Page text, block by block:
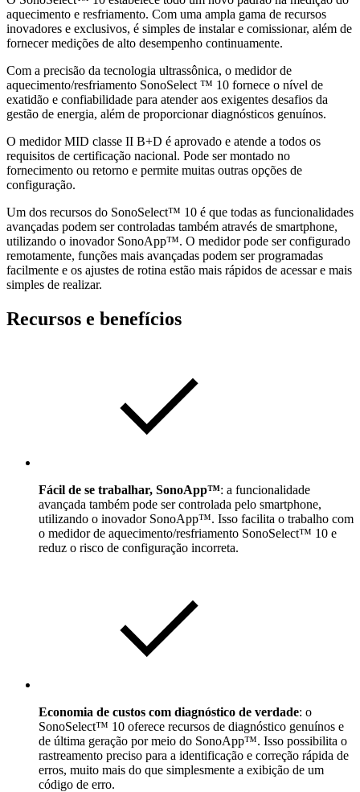
aquecimento e resfriamento. Com uma ampla gama de recursos
inovadores e exclusivos, é simples de instalar e comissionar, além de
fornecer medições de alto desempenho continuamente.
Com a precisão da tecnologia ultrassônica, o medidor de
aquecimento/resfriamento SonoSelect ™ 10 fornece o nível de
exatidão e confiabilidade para atender aos exigentes desafios da
gestão de energia, além de proporcionar diagnósticos genuínos.
O medidor MID classe II B+D é aprovado e atende a todos os
requisitos de certificação nacional. Pode ser montado no
fornecimento ou retorno e permite muitas outras opções de
configuração.
Um dos recursos do SonoSelect™ 10 é que todas as funcionalidades
avançadas podem ser controladas também através de smartphone,
utilizando o inovador SonoApp™. O medidor pode ser configurado
remotamente, funções mais avançadas podem ser programadas
facilmente e os ajustes de rotina estão mais rápidos de acessar e mais
simples de realizar.
Recursos e benefícios
Fácil de se trabalhar, SonoApp™: a funcionalidade
avançada também pode ser controlada pelo smartphone,
utilizando o inovador SonoApp™. Isso facilita o trabalho com
o medidor de aquecimento/resfriamento SonoSelect™ 10 e
reduz o risco de configuração incorreta.
Economia de custos com diagnóstico de verdade: o
SonoSelect™ 10 oferece recursos de diagnóstico genuínos e
de última geração por meio do SonoApp™. Isso possibilita o
rastreamento preciso para a identificação e correção rápida de
erros, muito mais do que simplesmente a exibição de um
código de erro.